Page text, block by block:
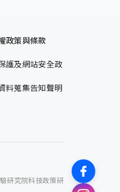
政策與條款
護及網站安全政
料蒐集告知聲明
研究院科技政策研